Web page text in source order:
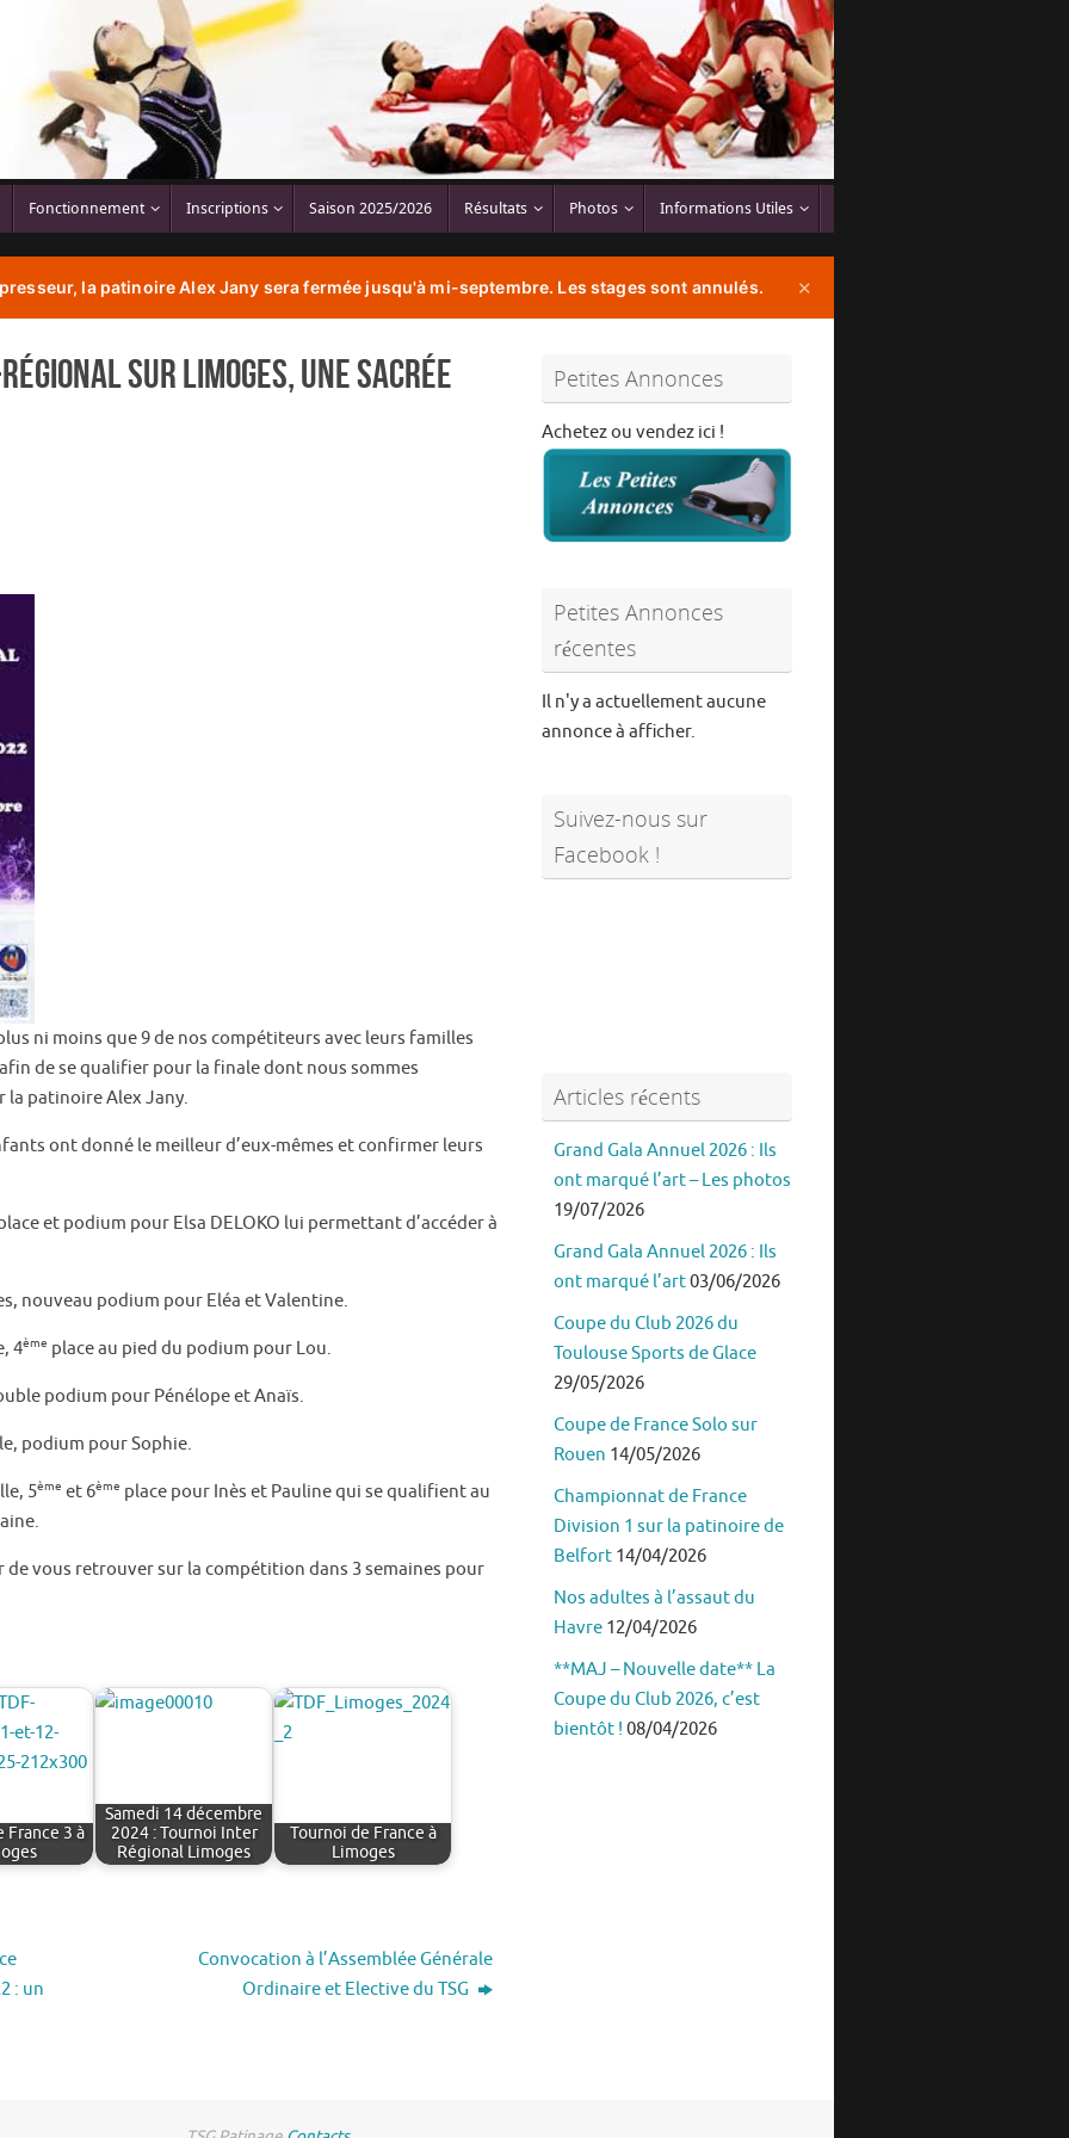
Fonctionnement Inscriptions Saison 2025/2026 Résultats Photos Informations Utiles
la patinoire Alex Jany sera fermée jusqu'à mi-septembre. Les stages sont annulés. ✕
sur Limoges, une sacrée
ni moins que 9 de nos compétiteurs avec leurs familles
de se qualifier pour la finale dont nous sommes
la patinoire Alex Jany.
ont donné le meilleur d’eux-mêmes et confirmer leurs
et podium pour Elsa DELOKO lui permettant d’accéder à
nouveau podium pour Eléa et Valentine.
4ème place au pied du podium pour Lou.
podium pour Pénélope et Anaïs.
podium pour Sophie.
5ème et 6ème place pour Inès et Pauline qui se qualifient au
vous retrouver sur la compétition dans 3 semaines pour
France 3 à
Samedi 14 décembre
2024 : Tournoi Inter
Régional Limoges
Tournoi de France à
Limoges
: un
Convocation à l’Assemblée Générale
Ordinaire et Elective du TSG
Petites Annonces
Achetez ou vendez ici !
Petites Annonces
récentes
Il n'y a actuellement aucune
annonce à afficher.
Suivez-nous sur
Facebook !
Articles récents
Grand Gala Annuel 2026 : Ils
ont marqué l’art – Les photos
19/07/2026
Grand Gala Annuel 2026 : Ils
ont marqué l’art03/06/2026
Coupe du Club 2026 du
Toulouse Sports de Glace
29/05/2026
Coupe de France Solo sur
Rouen 14/05/2026
Championnat de France
Division 1 sur la patinoire de
Belfort 14/04/2026
Nos adultes à l’assaut du
Havre 12/04/2026
**MAJ – Nouvelle date** La
Coupe du Club 2026, c’est
bientôt ! 08/04/2026